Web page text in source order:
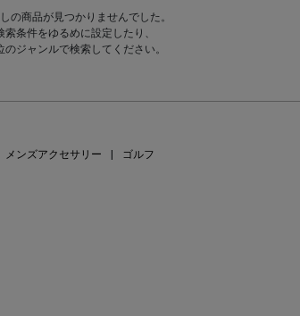
の商品が見つかりませんでした。
索条件をゆるめに設定したり、
のジャンルで検索してください。
メンズアクセサリー ゴルフ